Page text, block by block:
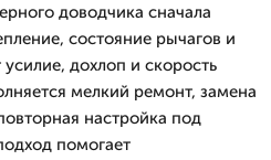
доводчика сначала
состояние рычагов и
дохлоп и скорость
мелкий ремонт, замена
настройка под
помогает